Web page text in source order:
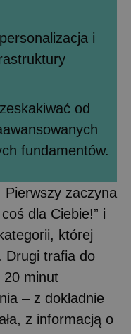
i
od
fundamentów.
Pierwszy zaczyna
dla Ciebie!” i
której
Drugi trafia do
20 minut
– z dokładnie
z informacją o